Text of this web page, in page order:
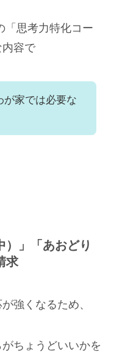
「思考力特化コー
内容で
が家では必要な
）」「あおどり
求
強くなるため、
ちょうどいいかを